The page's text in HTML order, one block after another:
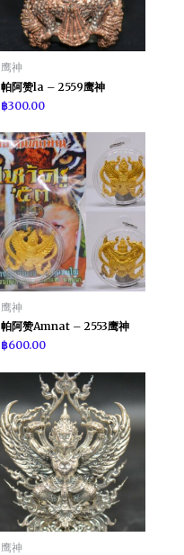
鹰神
帕阿赞la – 2559鹰神
฿300.00
鹰神
帕阿赞Amnat – 2553鹰神
฿600.00
鹰神